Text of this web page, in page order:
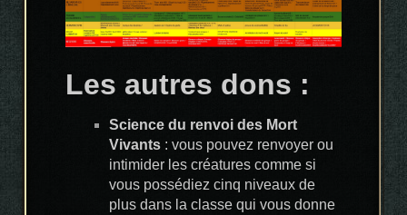
Les autres dons :
Science du renvoi des Mort
Vivants : vous pouvez renvoyer ou
intimider les créatures comme si
vous possédiez cinq niveaux de
plus dans la classe qui vous donne